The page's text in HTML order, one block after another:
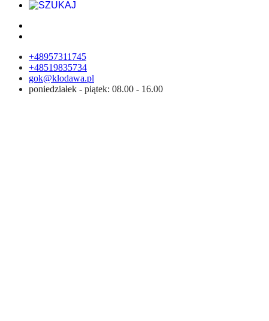
+48957311745
+48519835734
gok@klodawa.pl
poniedziałek - piątek: 08.00 - 16.00